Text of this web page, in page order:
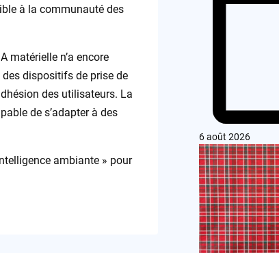
à la communauté des
matérielle n’a encore
des dispositifs de prise de
des utilisateurs. La
de s’adapter à des
ambiante » pour
6 août 2026